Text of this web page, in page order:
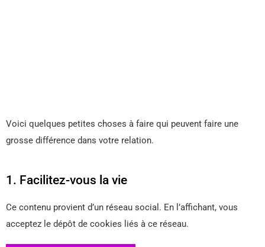
Voici quelques petites choses à faire qui peuvent faire une
grosse différence dans votre relation.
1. Facilitez-vous la vie
Ce contenu provient d’un réseau social. En l’affichant, vous
acceptez le dépôt de cookies liés à ce réseau.